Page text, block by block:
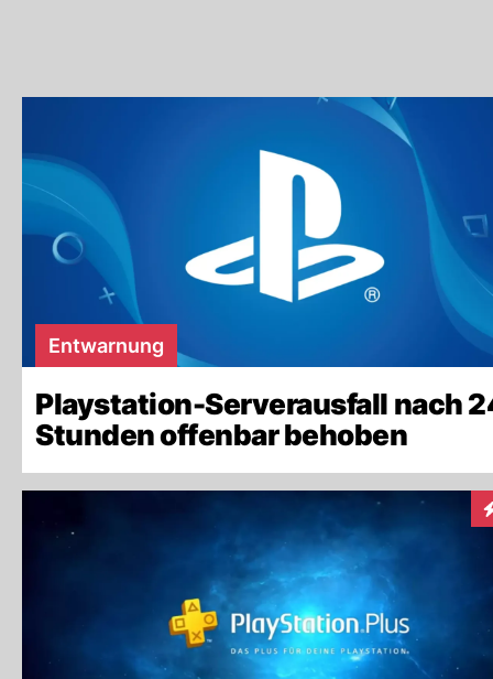
Entwarnung
Playstation-Serverausfall nach
Stunden offenbar behoben